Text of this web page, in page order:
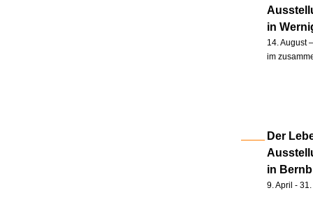
in
14. August
im
Der
in
9. April -